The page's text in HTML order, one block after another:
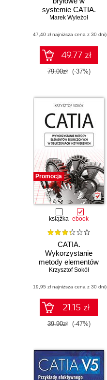
systemie CATIA.
Przykłady i
Marek Wyleżoł
(47,40 zł najniższa cena z 30 dni)
49.77 zł
79.00zł (-37%)
Promocja
książka ebook
CATIA.
Wykorzystanie
metody elementów
skończonych w
inżynierskich
Krzysztof Sokół
(19,95 zł najniższa cena z 30 dni)
21.15 zł
39.90zł (-47%)